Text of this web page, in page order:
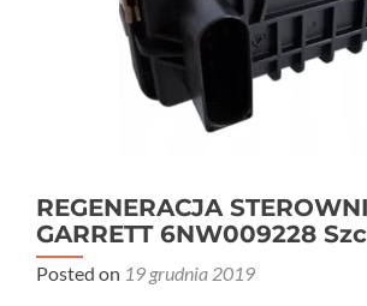
REGENERACJA
GARRETT 6NW009228
Posted on 19 grudnia 2019